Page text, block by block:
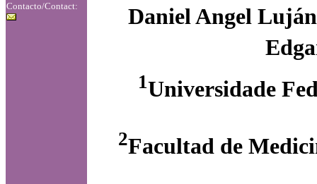
Contacto/Contact:
Daniel Angel
1Universidade
2Facultad de